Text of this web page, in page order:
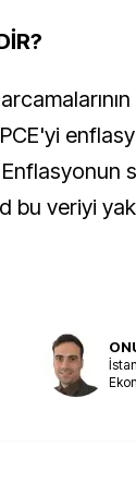
bu veriyi